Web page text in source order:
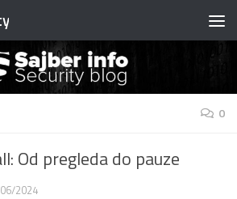
0
Od pregleda do pauze
2024